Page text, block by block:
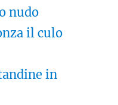
nudo
il culo
in